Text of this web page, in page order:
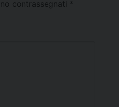
contrassegnati *